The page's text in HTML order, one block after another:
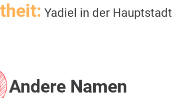
Yadiel in der Hauptstadt
Andere Namen